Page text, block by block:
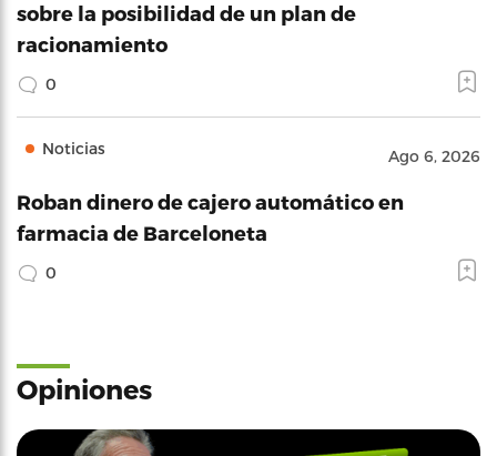
sobre la posibilidad de un plan de
racionamiento
0
Noticias Ago 6, 2026
Roban dinero de cajero automático en
farmacia de Barceloneta
0
Opiniones